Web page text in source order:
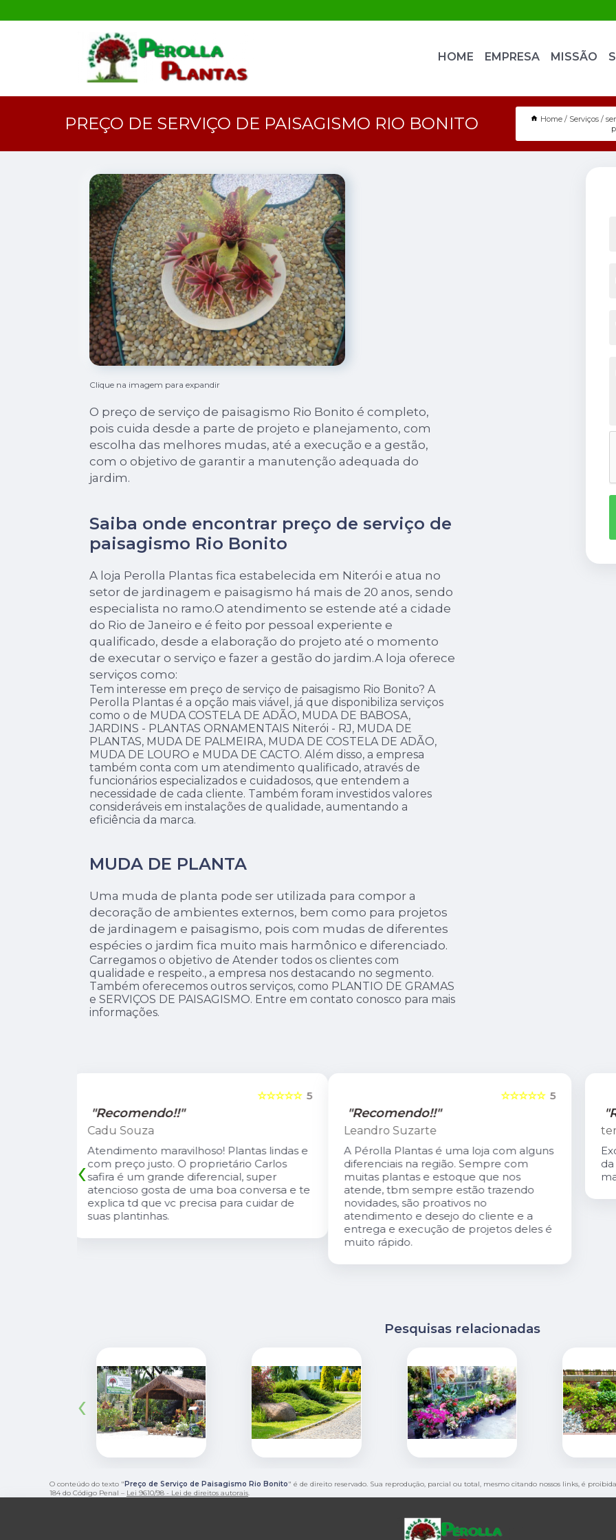
HOME EMPRESA MISSÃO
PREÇO DE SERVIÇO DE PAISAGISMO RIO BONITO Home Serviços
Clique na imagem para expandir
O preço de serviço de paisagismo Rio Bonito é completo,
pois cuida desde a parte de projeto e planejamento, com
escolha das melhores mudas, até a execução e a gestão,
com o objetivo de garantir a manutenção adequada do
jardim.
Saiba onde encontrar preço de serviço de
paisagismo Rio Bonito
A loja Perolla Plantas fica estabelecida em Niterói e atua no
setor de jardinagem e paisagismo há mais de 20 anos, sendo
especialista no ramo.O atendimento se estende até a cidade
do Rio de Janeiro e é feito por pessoal experiente e
qualificado, desde a elaboração do projeto até o momento
de executar o serviço e fazer a gestão do jardim.A loja oferece
serviços como:
Tem interesse em preço de serviço de paisagismo Rio Bonito? A
Perolla Plantas é a opção mais viável, já que disponibiliza serviços
como o de MUDA COSTELA DE ADÃO, MUDA DE BABOSA,
JARDINS - PLANTAS ORNAMENTAIS Niterói - RJ, MUDA DE
PLANTAS, MUDA DE PALMEIRA, MUDA DE COSTELA DE ADÃO,
MUDA DE LOURO e MUDA DE CACTO. Além disso, a empresa
também conta com um atendimento qualificado, através de
funcionários especializados e cuidadosos, que entendem a
necessidade de cada cliente. Também foram investidos valores
consideráveis em instalações de qualidade, aumentando a
eficiência da marca.
MUDA DE PLANTA
Uma muda de planta pode ser utilizada para compor a
decoração de ambientes externos, bem como para projetos
de jardinagem e paisagismo, pois com mudas de diferentes
espécies o jardim fica muito mais harmônico e diferenciado.
Carregamos o objetivo de Atender todos os clientes com
qualidade e respeito., a empresa nos destacando no segmento.
Também oferecemos outros serviços, como PLANTIO DE GRAMAS
e SERVIÇOS DE PAISAGISMO. Entre em contato conosco para mais
informações.
5
☆☆☆☆☆
"Recomendo!!"
Leandro Suzarte
A Pérolla Plantas é uma loja com alguns
diferenciais na região. Sempre com
muitas plantas e estoque que nos
atende, tbm sempre estão trazendo
novidades, são proativos no
atendimento e desejo do cliente e a
muito rápido.
☆☆☆☆☆
"Recomendo!!"
tereza coutinho
Excelente atendimento. O Carlis,dono
da loja é especialmente gentil. A loja é
maravilhosa!
‹
Pesquisas relacionadas
‹
O conteúdo do texto " Preço de Serviço de Paisagismo Rio Bonito" é de direito reservado. Sua reprodução, parcial ou total, mesmo citando nossos links, é
184 do Código Penal – Lei 9610/98 - Lei de direitos autorais.